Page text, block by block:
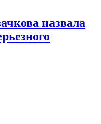
назвала